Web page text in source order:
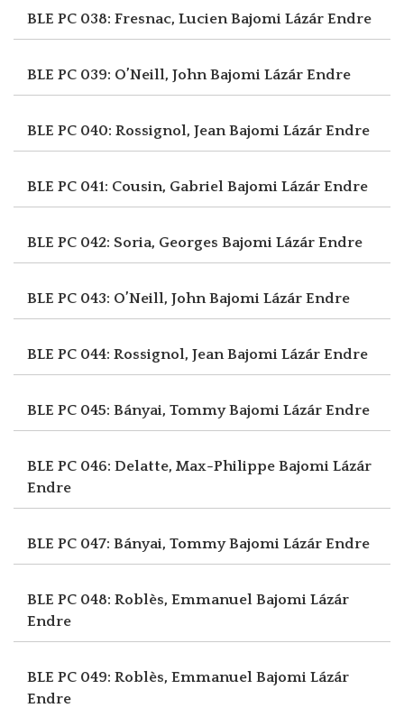
BLE PC 038: Fresnac, LucienBajomi Lázár Endre
BLE PC 039: O’Neill, JohnBajomi Lázár Endre
BLE PC 040: Rossignol, JeanBajomi Lázár Endre
BLE PC 041: Cousin, Gabriel Bajomi Lázár Endre
BLE PC 042: Soria, Georges Bajomi Lázár Endre
BLE PC 043: O’Neill, JohnBajomi Lázár Endre
BLE PC 044: Rossignol, JeanBajomi Lázár Endre
BLE PC 045: Bányai, TommyBajomi Lázár Endre
BLE PC 046: Delatte, Max-Philippe Bajomi Lázár
Endre
BLE PC 047: Bányai, TommyBajomi Lázár Endre
BLE PC 048: Roblès, Emmanuel Bajomi Lázár
Endre
BLE PC 049: Roblès, Emmanuel Bajomi Lázár
Endre